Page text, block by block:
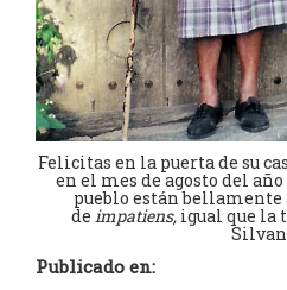
Felicitas en la puerta de su
en el mes de agosto del año
pueblo están bellamente
de impatiens, igual que la
Publicado en: